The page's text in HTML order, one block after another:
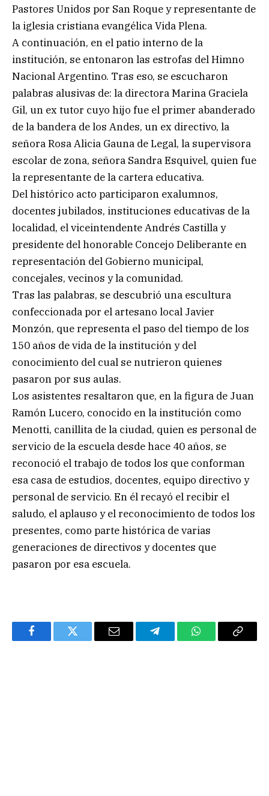
Pastores Unidos por San Roque y representante de
la iglesia cristiana evangélica Vida Plena.
A continuación, en el patio interno de la
institución, se entonaron las estrofas del Himno
Nacional Argentino. Tras eso, se escucharon
palabras alusivas de: la directora Marina Graciela
Gil, un ex tutor cuyo hijo fue el primer abanderado
de la bandera de los Andes, un ex directivo, la
señora Rosa Alicia Gauna de Legal, la supervisora
escolar de zona, señora Sandra Esquivel, quien fue
la representante de la cartera educativa.
Del histórico acto participaron exalumnos,
docentes jubilados, instituciones educativas de la
localidad, el viceintendente Andrés Castilla y
presidente del honorable Concejo Deliberante en
representación del Gobierno municipal,
concejales, vecinos y la comunidad.
Tras las palabras, se descubrió una escultura
confeccionada por el artesano local Javier
Monzón, que representa el paso del tiempo de los
150 años de vida de la institución y del
conocimiento del cual se nutrieron quienes
pasaron por sus aulas.
Los asistentes resaltaron que, en la figura de Juan
Ramón Lucero, conocido en la institución como
Menotti, canillita de la ciudad, quien es personal de
servicio de la escuela desde hace 40 años, se
reconoció el trabajo de todos los que conforman
esa casa de estudios, docentes, equipo directivo y
personal de servicio. En él recayó el recibir el
saludo, el aplauso y el reconocimiento de todos los
presentes, como parte histórica de varias
generaciones de directivos y docentes que
pasaron por esa escuela.
FacebookTwitter Email TelegramWhatsAppCopy